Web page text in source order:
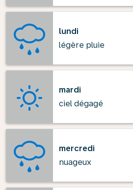
lundi
légère pluie
mardi
ciel dégagé
mercredi
nuageux